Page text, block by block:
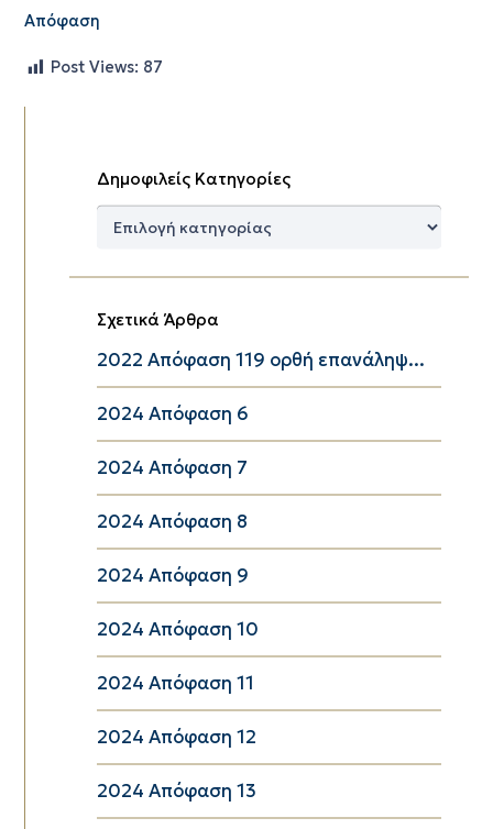
Απόφαση
Post Views: 87
Δημοφιλείς Κατηγορίες
Δημοφιλείς
Σχετικά Άρθρα
2022 Απόφαση 119 ορθή επανάληψ...
2024 Απόφαση 6
2024 Απόφαση 7
2024 Απόφαση 8
2024 Απόφαση 9
2024 Απόφαση 10
2024 Απόφαση 11
2024 Απόφαση 12
2024 Απόφαση 13